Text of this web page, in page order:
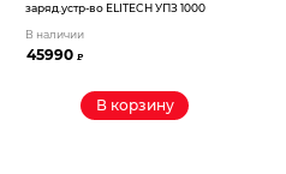
заряд.устр-во ELITECH УПЗ 1000
В наличии
45990₽
В корзину